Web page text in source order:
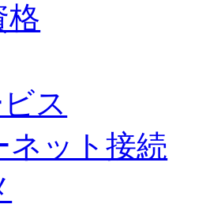
格
ス
ネット接続